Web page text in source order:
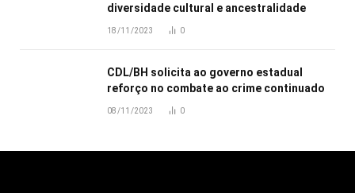
diversidade cultural e ancestralidade
18/11/2023 0
CDL/BH solicita ao governo estadual
reforço no combate ao crime continuado
08/11/2023 0